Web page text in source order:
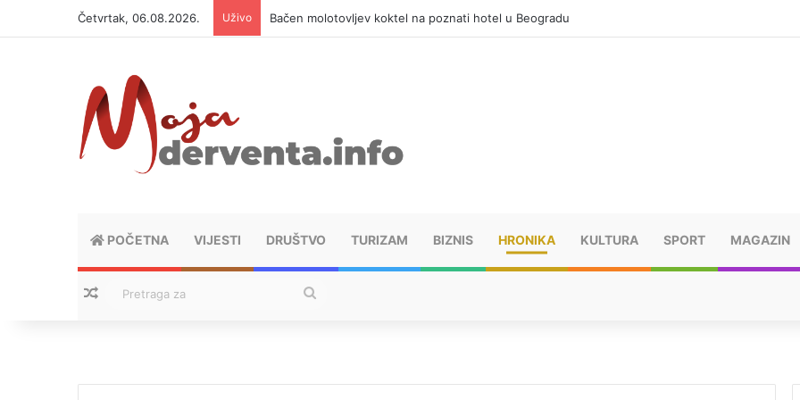
Četvrtak, 06.08.2026. Uživo Bačen molotovljev koktel na poznati hotel u Beogradu
POČETNA VIJESTI DRUŠTVO TURIZAM BIZNIS HRONIKA KULTURA SPORT MAGAZIN
Nasumični tekstovi